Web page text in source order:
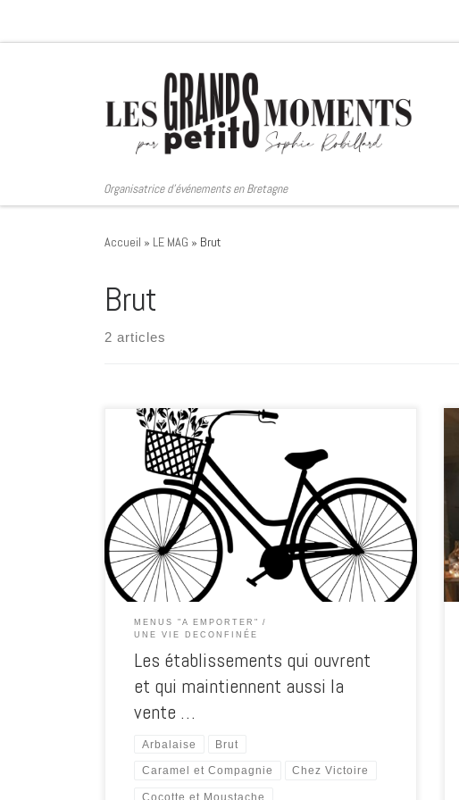
Organisatrice d'événements en Bretagne
Accueil » LE MAG » Brut
Brut
2 articles
Aux Pesked, 59 rue du Légué L’Air du Temps, 4 rue de
Gouët Caramel et Compagnie 3 boulevard Carnot
L’Arbalaise, 12 rue Michelet Le Soupson 52 Rue Dr
Eugene Rahuel Cocotte et Moustache 9 Place du Martray
Manoir le Quatre Saisons 61 Chemin des Courses Le
Donkey’s Coffee Shop 27 […]
MENUS "A EMPORTER"
UNE VIE DECONFINÉE
Les établissements qui ouvrent
et qui maintiennent aussi la
vente …
Arbalaise Brut
Caramel et Compagnie Chez Victoire
Cocotte et Moustache